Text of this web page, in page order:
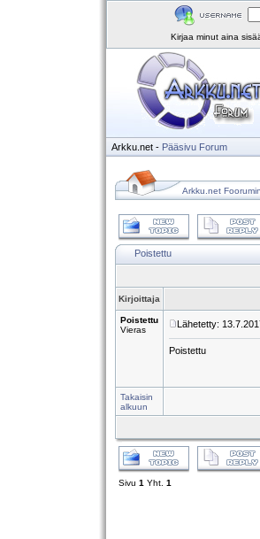
Kirjaa minut aina
Arkku.net - Pääsivu Forum
Arkku.net
Poistettu
Kirjoittaja
Poistettu
Vieras
Lähetetty:
Poistettu
Takaisin
alkuun
Sivu 1 Yht. 1